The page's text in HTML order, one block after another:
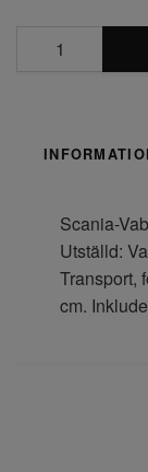
Scania-
Utställd:
Transport,
cm.